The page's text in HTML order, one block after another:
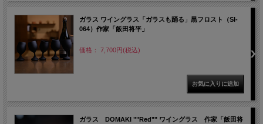
ガラス ワイングラス「ガラスも踊る」黒フロスト（SI-
064）作家「飯田将平」
価格： 7,700円(税込)
ガラス DOMAKI ""Red"" ワイングラス 作家「飯田将